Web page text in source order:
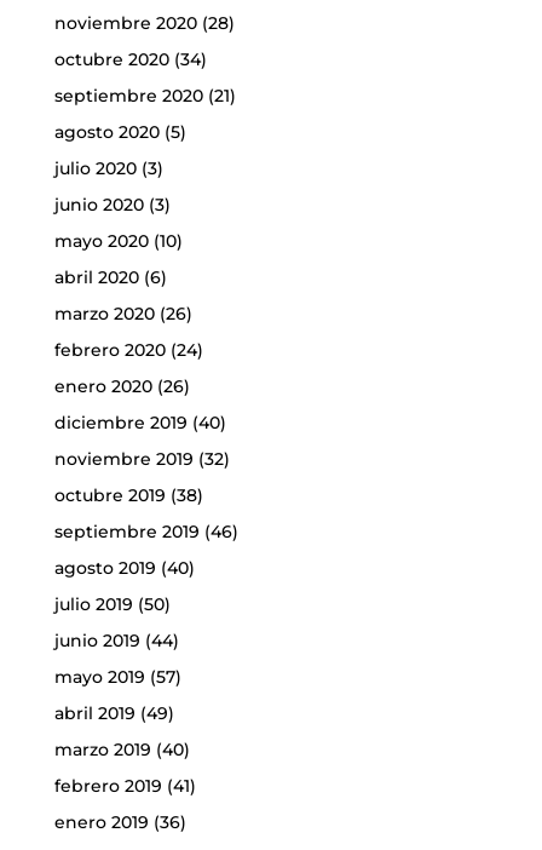
noviembre 2020(28)
octubre 2020(34)
septiembre 2020(21)
agosto 2020(5)
julio 2020(3)
junio 2020(3)
mayo 2020(10)
abril 2020(6)
marzo 2020(26)
febrero 2020(24)
enero 2020(26)
diciembre 2019 (40)
noviembre 2019 (32)
octubre 2019 (38)
septiembre 2019 (46)
agosto 2019 (40)
julio 2019 (50)
junio 2019 (44)
mayo 2019 (57)
abril 2019 (49)
marzo 2019 (40)
febrero 2019 (41)
enero 2019 (36)